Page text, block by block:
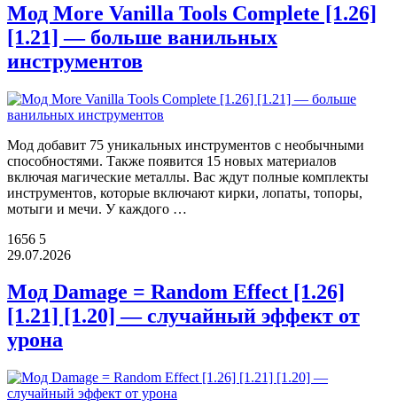
Мод More Vanilla Tools Complete [1.26]
[1.21] — больше ванильных
инструментов
Мод добавит 75 уникальных инструментов с необычными
способностями. Также появится 15 новых материалов
включая магические металлы. Вас ждут полные комплекты
инструментов, которые включают кирки, лопаты, топоры,
мотыги и мечи. У каждого …
1656 5
29.07.2026
Мод Damage = Random Effect [1.26]
[1.21] [1.20] — случайный эффект от
урона